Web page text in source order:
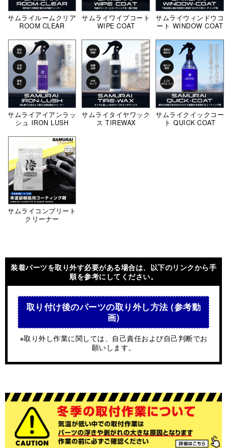
サムライルームクリア
ROOM CLEAR
サムライワイプコート
WIPE COAT
サムライウィンドウコ
ート WINDOW COAT
サムライアイアンラッ
シュ IRON LUSH
サムライタイヤワック
ス TIREWAX
サムライクイックコー
ト QUICK COAT
サムライコンプリート
クリーナー
装着パーツを取り外す必要がある場合は、以下のリンクから手
順を参考にしてください。
取り付け後のパーツの取り外し方法 (参考動
画)
※取り外し作業に関しては、自己責任および自己判断でお
願いします。